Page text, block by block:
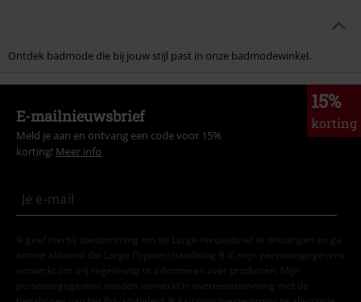
Ontdek badmode die bij jouw stijl past in onze badmodewinkel.
15%
korting
E-mailnieuwsbrief
Meld je aan en ontvang een code voor 15%
korting! Meer info
Ik geef hierbij toestemming om de Large-nieuwsbrief te ontvangen en ga
ermee akkoord dat Large Popmerchandising B.V. mijn persoonsgegevens
verwerkt om mij regelmatig te informeren over producten. Mijn
persoonsgegevens worden verwerkt in overeenstemming met de